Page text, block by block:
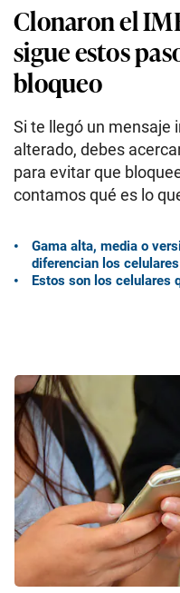
Clonaron el
sigue estos
bloqueo
Si te llegó un mensaje
alterado, debes
para evitar que
contamos qué es lo
Gama alta, media o
diferencian los
Estos son los celulares